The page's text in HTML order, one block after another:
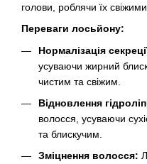
голови, роблячи їх
Переваги лосьйону:
Нормалізація
усуваючи жирний
чистим та свіжим.
Відновлення
волосся, усуваючи
та блискучим.
Зміцнення волосся: